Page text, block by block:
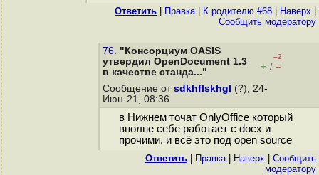
Ответить Правка| К родителю #68 Наверх
Cообщить модератору
76. "Консорциум OASIS
утвердил OpenDocument 1.3
в качестве станда..."
–2
+ / –
Сообщение от sdkhflskhgl
(?), 24-
Июн-21, 08:36
в Нижнем точат OnlyOffice который
вполне себе работает с docx и
прочими. и всё это под open source
Ответить Правка| Наверх
Cообщить
модератору